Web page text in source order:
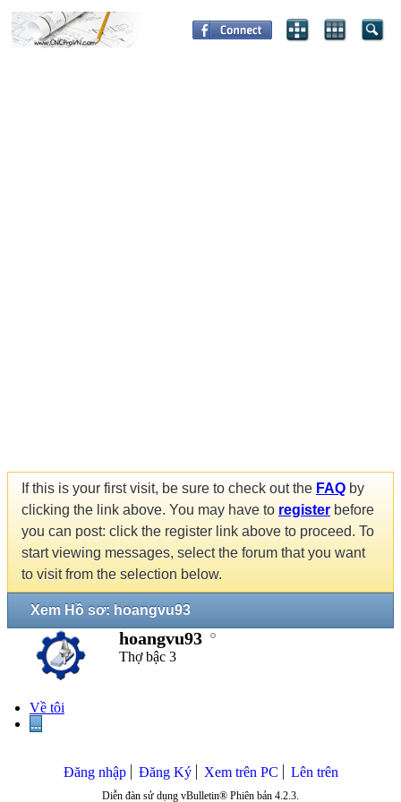
If this is your first visit, be sure to check out the FAQ by
clicking the link above. You may have to register before
you can post: click the register link above to proceed. To
start viewing messages, select the forum that you want
to visit from the selection below.
Xem Hồ sơ: hoangvu93
hoangvu93
Thợ bậc 3
Về tôi
...
Đăng nhập Đăng Ký Xem trên PC Lên trên
Diễn đàn sử dụng vBulletin® Phiên bản 4.2.3.